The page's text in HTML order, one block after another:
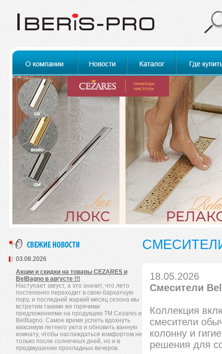
03.08.2026
Акции и скидки на товары CEZARES и
BelBagno в августе !!!
Наступает август, а это значит, что лето
постепенно переходит в свою бархатную
пору, и последний жаркий месяц сезона мы
встретим такими же горячими
предложениями на продукцию TM Cezares и
BelBagno. Самое время успеть вдохнуть
максимум летнего уюта и обновить ванную
комнату, чтобы наслаждаться комфортом не
только после солнечных дней, но и в
предвкушении прохладных вечеров.
СМЕСИТЕЛИ
18.05.2026
Смесители
Коллекция
смесители
колонну и
решения для